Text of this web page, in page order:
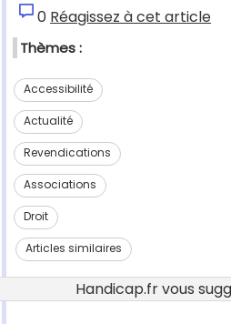
0 Réagissez à cet article
Thèmes :
Accessibilité
Actualité
Revendications
Associations
Droit
Articles similaires
Handicap.fr vous